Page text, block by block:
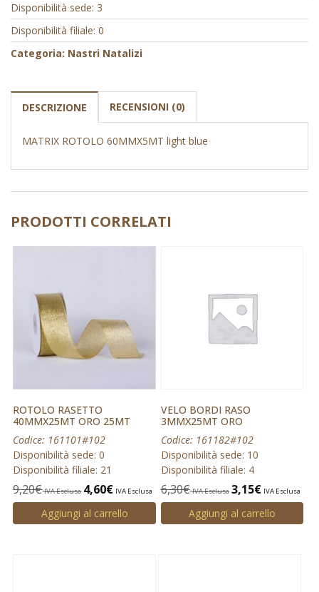
Disponibilità sede: 3
Disponibilità filiale: 0
Categoria: Nastri Natalizi
DESCRIZIONE RECENSIONI (0)
MATRIX ROTOLO 60MMX5MT light blue
PRODOTTI CORRELATI
ROTOLO RASETTO
40MMX25MT ORO 25MT
Codice: 161101#102
Disponibilità sede: 0
Disponibilità filiale: 21
9,20€ IVA Esclusa 4,60€ IVA Esclusa
Aggiungi al carrello
VELO BORDI RASO
3MMX25MT ORO
Codice: 161182#102
Disponibilità sede: 10
Disponibilità filiale: 4
6,30€ IVA Esclusa 3,15€ IVA Esclusa
Aggiungi al carrello